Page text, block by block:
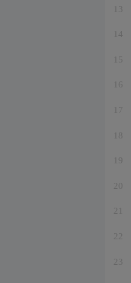
13
14
15
16
17
18
19
20
21
22
23